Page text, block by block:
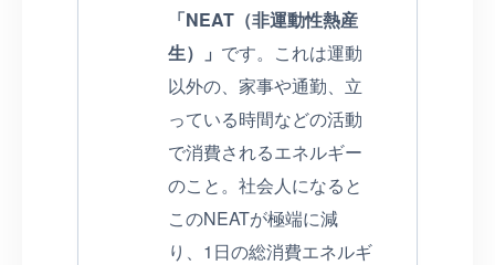
「NEAT（非運動性熱産
生）」 です。これは運動
以外の、家事や通勤、立
っている時間などの活動
で消費されるエネルギー
のこと。社会人になると
このNEATが極端に減
り、1日の総消費エネルギ